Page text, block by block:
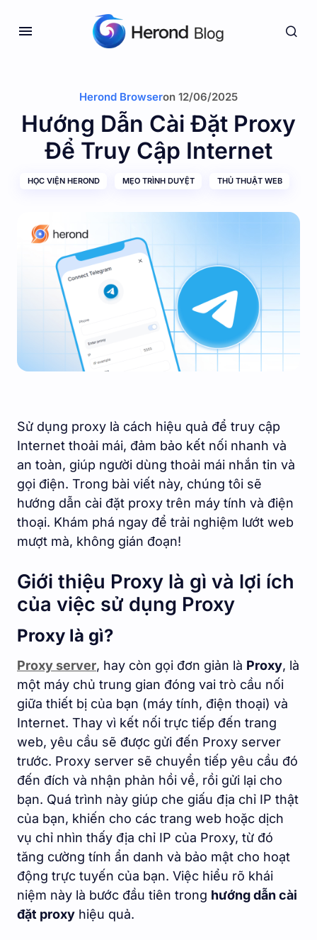
Herond Browseron 12/06/2025
Hướng Dẫn Cài Đặt Proxy
Để Truy Cập Internet
HỌC VIỆN HEROND MẸO TRÌNH DUYỆT THỦ THUẬT WEB
Sử dụng proxy là cách hiệu quả để truy cập
Internet thoải mái, đảm bảo kết nối nhanh và
an toàn, giúp người dùng thoải mái nhắn tin và
gọi điện. Trong bài viết này, chúng tôi sẽ
hướng dẫn cài đặt proxy trên máy tính và điện
thoại. Khám phá ngay để trải nghiệm lướt web
mượt mà, không gián đoạn!
Giới thiệu Proxy là gì và lợi ích
của việc sử dụng Proxy
Proxy là gì?
Proxy server, hay còn gọi đơn giản là Proxy, là
một máy chủ trung gian đóng vai trò cầu nối
giữa thiết bị của bạn (máy tính, điện thoại) và
Internet. Thay vì kết nối trực tiếp đến trang
web, yêu cầu sẽ được gửi đến Proxy server
trước. Proxy server sẽ chuyển tiếp yêu cầu đó
đến đích và nhận phản hồi về, rồi gửi lại cho
bạn. Quá trình này giúp che giấu địa chỉ IP thật
của bạn, khiến cho các trang web hoặc dịch
vụ chỉ nhìn thấy địa chỉ IP của Proxy, từ đó
tăng cường tính ẩn danh và bảo mật cho hoạt
động trực tuyến của bạn. Việc hiểu rõ khái
niệm này là bước đầu tiên trong hướng dẫn cài
đặt proxy hiệu quả.